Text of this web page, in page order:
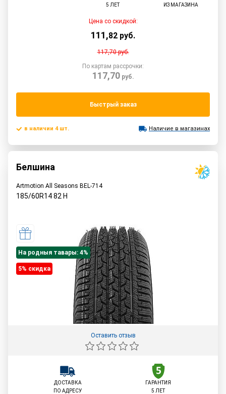
5 ЛЕТ
ИЗ МАГАЗИНА
Цена со скидкой:
111,82 руб.
117,70руб.
По картам рассрочки:
117,70руб.
Быстрый заказ
в наличии 4 шт. Наличие в магазинах
Белшина
Artmotion All Seasons BEL-714
185/60R1482 H
На родныя тавары: 4%
5% cкидка
Оставить отзыв
ДОСТАВКА
ПО АДРЕСУ
ГАРАНТИЯ
5 ЛЕТ